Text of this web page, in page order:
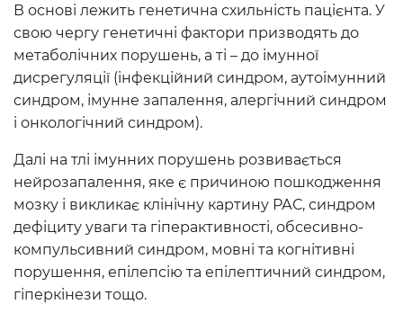
В основі лежить генетична схильність пацієнта. У
свою чергу генетичні фактори призводять до
метаболічних порушень, а ті – до імунної
дисрегуляції (інфекційний синдром, аутоімунний
синдром, імунне запалення, алергічний синдром
і онкологічний синдром).
Далі на тлі імунних порушень розвивається
нейрозапалення, яке є причиною пошкодження
мозку і викликає клінічну картину РАС, синдром
дефіциту уваги та гіперактивності, обсесивно-
компульсивний синдром, мовні та когнітивні
порушення, епілепсію та епілептичний синдром,
гіперкінези тощо.